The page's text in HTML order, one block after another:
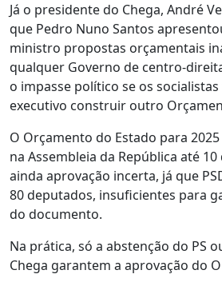
Já o presidente do Chega, André
que Pedro Nuno Santos
ministro propostas orçamentais
qualquer Governo de centro-
o impasse político se os
executivo construir outro
O Orçamento do Estado para
na Assembleia da República até
ainda aprovação incerta, já que
80 deputados, insuficientes para
do documento.
Na prática, só a abstenção do PS
Chega garantem a aprovação do